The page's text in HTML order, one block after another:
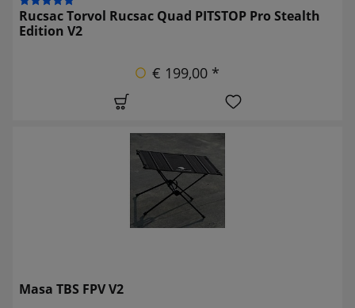
Rucsac Torvol Rucsac Quad PITSTOP Pro Stealth
Edition V2
€ 199,00 *
Masa TBS FPV V2